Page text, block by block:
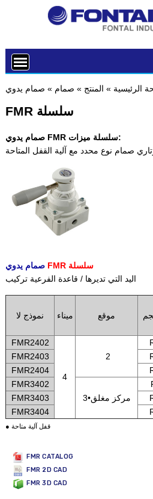
الرئيسية » المنتج » صمام » صمام يدوي
FMR سلسلة
صمام يدوي FMR سلسلة ميزات:
صمام نوع محدد مع آلية القفل المتاحة
FMR سلسلة
اليد التي تديرها / قاعدة الفرعية تركيب
نموذج لا ميناء موقع
FMR2402
4
2
FMR2403
FMR2404
FMR3402
3•مركز مغلق
FMR3403
FMR3404
● قفل آلية متاحة
FMR CATALOG
FMR 2D CAD
FMR 3D CAD